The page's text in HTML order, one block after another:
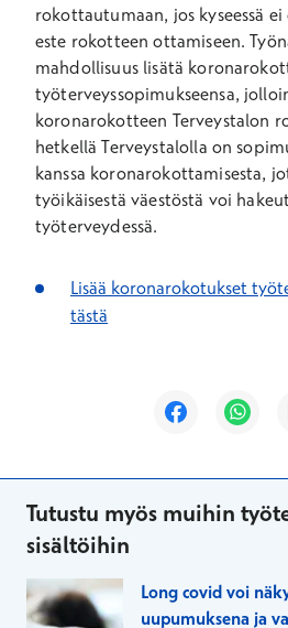
rokottautumaan, jos kyseessä
este rokotteen ottamiseen.
mahdollisuus lisätä
työterveyssopimukseensa,
koronarokotteen Terveystalon
hetkellä Terveystalolla on
kanssa koronarokottamisesta,
työikäisestä väestöstä voi
työterveydessä.
Lisää koronarokotukset
tästä
Avautuu uuteen
Tutustu myös muihin
sisältöihin
Long covid voi
uupumuksena ja